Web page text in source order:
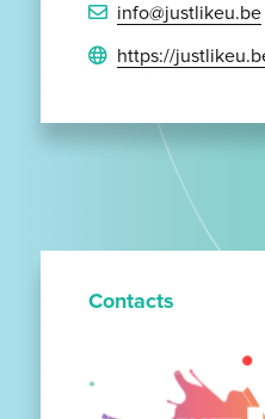
info@justlikeu.be
https://
Contacts